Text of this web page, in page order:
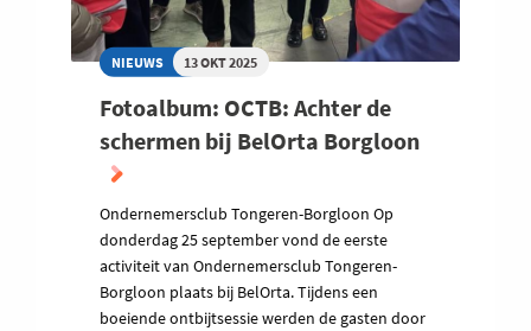
NIEUWS 13 OKT 2025
Fotoalbum: OCTB: Achter de
schermen bij BelOrta Borgloon
Ondernemersclub Tongeren-Borgloon Op
donderdag 25 september vond de eerste
activiteit van Ondernemersclub Tongeren-
Borgloon plaats bij BelOrta. Tijdens een
boeiende ontbijtsessie werden de gasten door